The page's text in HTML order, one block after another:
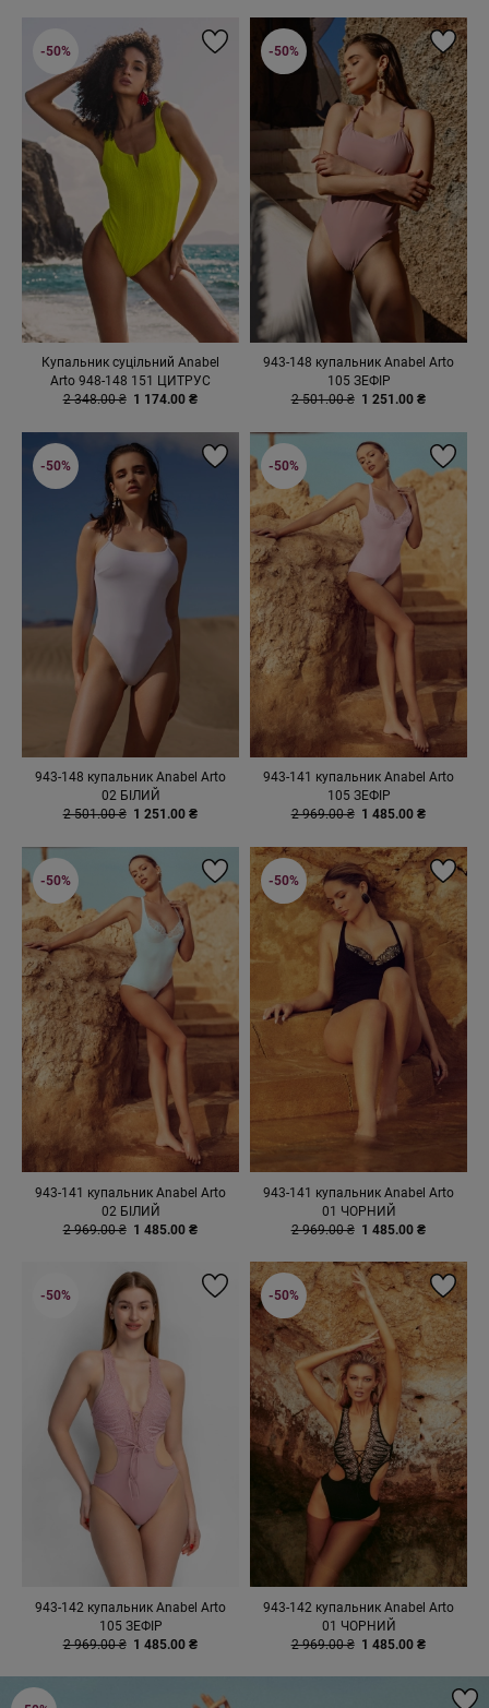
Купальник суцільний Anabel
Arto 948-148 151 ЦИТРУС
2 348.00 ₴ 1 174.00 ₴
-50%
943-148 купальник Anabel Arto
105 ЗЕФІР
2 501.00 ₴ 1 251.00 ₴
-50%
943-148 купальник Anabel Arto
02 БІЛИЙ
2 501.00 ₴ 1 251.00 ₴
-50%
943-141 купальник Anabel Arto
105 ЗЕФІР
2 969.00 ₴ 1 485.00 ₴
-50%
943-141 купальник Anabel Arto
02 БІЛИЙ
2 969.00 ₴ 1 485.00 ₴
-50%
943-141 купальник Anabel Arto
01 ЧОРНИЙ
2 969.00 ₴ 1 485.00 ₴
-50%
943-142 купальник Anabel Arto
105 ЗЕФІР
2 969.00 ₴ 1 485.00 ₴
-50%
943-142 купальник Anabel Arto
01 ЧОРНИЙ
2 969.00 ₴ 1 485.00 ₴
-50%